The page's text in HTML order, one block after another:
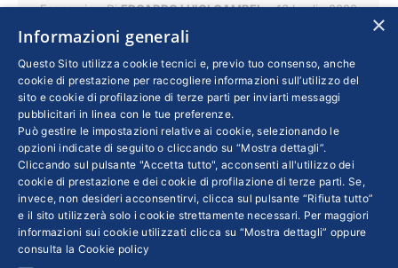
Economia DiEDOARDO LUIGI GAMBEL 13 Luglio 2020
Mai come in questo momento può risultare
complesso scegliere dove allocare le entrate,
generate da condizioni (incerte) di incasso
delle vendite. Per questo è fondamentale
ragionare su tre scenari possibili – massima,
media e minima prospettiva – e chiedersi
sempre dove è possibile innovare con il
proprio know how
×
Informazioni generali
Questo Sito utilizza cookie tecnici e, previo tuo consenso, anche
cookie di prestazione per raccogliere informazioni sull’utilizzo del
sito e cookie di profilazione di terze parti per inviarti messaggi
pubblicitari in linea con le tue preferenze.
Può gestire le impostazioni relative ai cookie, selezionando le
opzioni indicate di seguito o cliccando su “Mostra dettagli”.
Cliccando sul pulsante "Accetta tutto", acconsenti all'utilizzo dei
cookie di prestazione e dei cookie di profilazione di terze parti. Se,
invece, non desideri acconsentirvi, clicca sul pulsante “Rifiuta tutto”
e il sito utilizzerà solo i cookie strettamente necessari. Per maggiori
informazioni sui cookie utilizzati clicca su “Mostra dettagli” oppure
consulta la Cookie policy